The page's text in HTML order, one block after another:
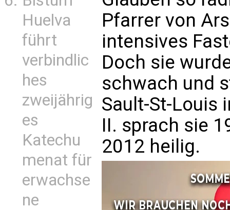
Huelva
führt
verbindlic
hes
zweijährig
es
Katechu
menat für
erwachse
ne
Pfarrer von
intensives
Doch sie
schwach und
Sault-St-Louis
II. sprach sie
2012 heilig.